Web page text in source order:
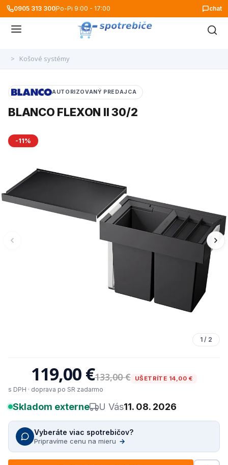
0905 313 300Po-Pi 9:00 - 17:00 chat
> Košové systémy
-11%
1 / 2
AUTORIZOVANÝ PREDAJCA
BLANCO FLEXON II 30/2
119,00 €133,00 € UŠETRÍTE 14,00 €
s DPH · doprava po SR zadarmo
Skladom externe U Vás11. 08. 2026
Vyberáte viac spotrebičov?
Pripravíme cenu na mieru →